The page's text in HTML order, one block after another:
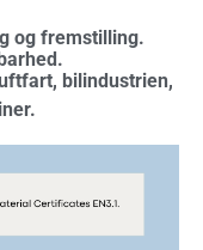
og fremstilling.
bilindustrien,